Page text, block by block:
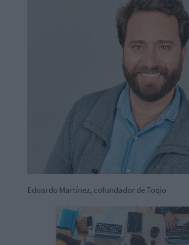
Eduardo Martínez, cofundador de Toqio